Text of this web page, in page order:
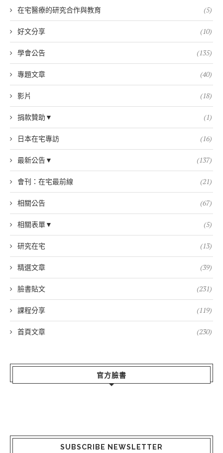
在宅醫療的研究合作與教育 (5)
好文分享 (10)
學會公告 (135)
專題文章 (40)
影片 (18)
捐款贊助▼ (1)
日本在宅專訪 (16)
最新公告▼ (137)
會刊：在宅最前線 (21)
相關公告 (67)
相關表單▼ (5)
研究在宅 (13)
精選文章 (39)
臉書貼文 (231)
課程分享 (119)
首頁文章 (230)
官方臉書
SUBSCRIBE NEWSLETTER